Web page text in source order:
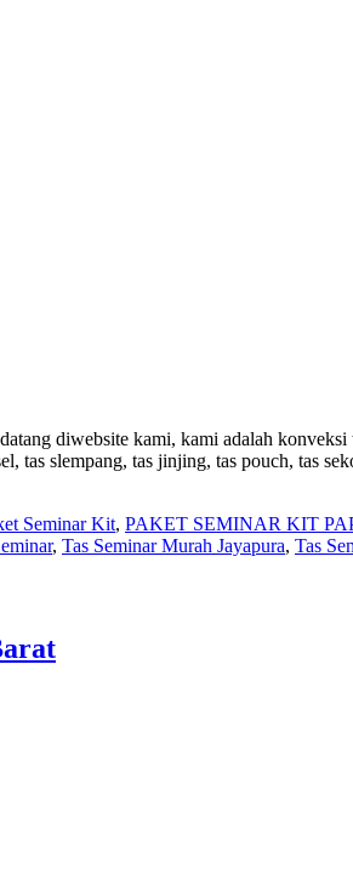
diwebsite kami, kami adalah
tas slempang, tas jinjing, tas pouch, tas
Seminar Kit, PAKET SEMINAR KIT
, Tas Seminar Murah Jayapura, Tas